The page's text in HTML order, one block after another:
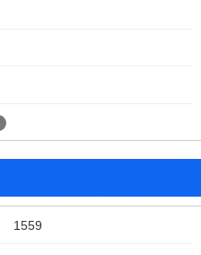
1559